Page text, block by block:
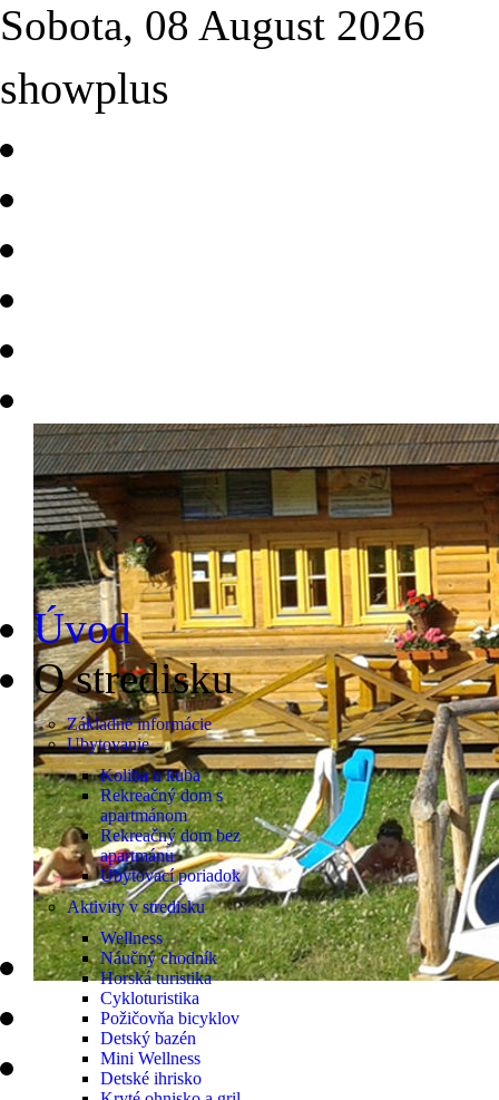
Sobota, 08 August 2026
showplus
Úvod
O stredisku
Základné informácie
Ubytovanie
Koliba u kuba
Rekreačný dom s
apartmánom
Rekreačný dom bez
apartmánu
Ubytovací poriadok
Aktivity v stredisku
Wellness
Náučný chodník
Horská turistika
Cykloturistika
Požičovňa bicyklov
Detský bazén
Mini Wellness
Detské ihrisko